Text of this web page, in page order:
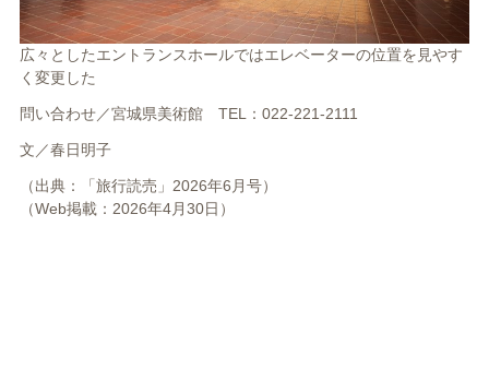
広々としたエントランスホールではエレベーターの位置を見やす
く変更した
問い合わせ／宮城県美術館 TEL：022-221-2111
文／春日明子
（出典：「旅行読売」2026年6月号）
（Web掲載：2026年4月30日）